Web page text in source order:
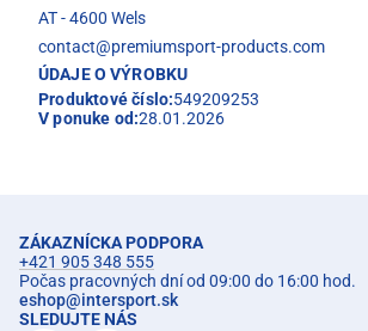
AT - 4600 Wels
contact@premiumsport-products.com
ÚDAJE O VÝROBKU
Produktové číslo:549209253
V ponuke od:28.01.2026
ZÁKAZNÍCKA PODPORA
+421 905 348 555
Počas pracovných dní od 09:00 do 16:00 hod.
eshop@intersport.sk
SLEDUJTE NÁS